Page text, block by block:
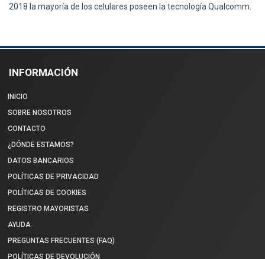
2018 la mayoría de los celulares poseen la tecnología Qualcomm.
INFORMACIÓN
INICIO
SOBRE NOSOTROS
CONTACTO
¿DÓNDE ESTAMOS?
DATOS BANCARIOS
POLÍTICAS DE PRIVACIDAD
POLÍTICAS DE COOKIES
REGISTRO MAYORISTAS
AYUDA
PREGUNTAS FRECUENTES (FAQ)
POLÍTICAS DE DEVOLUCIÓN